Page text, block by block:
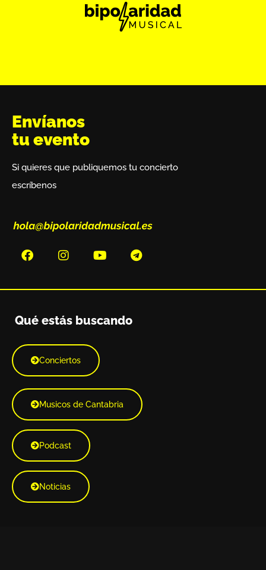
Envíanos
tu evento
Si quieres que publiquemos tu concierto
escríbenos
Qué estás buscando
Conciertos
Musicos de Cantabria
Podcast
Noticias